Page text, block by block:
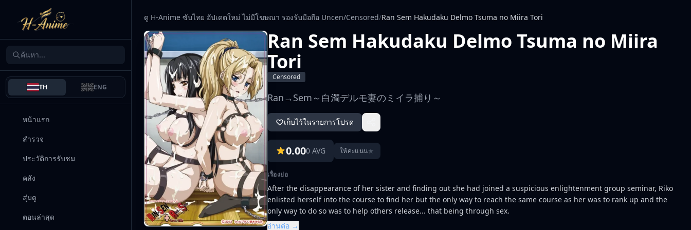
TH ENG
หน้าแรก
สำรวจ
ประวัติการรับชม
คลัง
สุ่มดู
ตอนล่าสุด
ดู H-Anime ซับไทย อัปเดตใหม่ ไม่มีโฆษณา รองรับมือถือ Uncen/Censored/Ran Sem Hakudaku Delmo Tsuma no Miira Tori
Ran Sem Hakudaku Delmo Tsuma no Miira
Tori
Censored
Ran→Sem～白濁デルモ妻のミイラ捕り～
เก็บไว้ในรายการโปรด
0.000 AVG ให้คะแนน★
เรื่องย่อ
After the disappearance of her sister and finding out she had joined a suspicious enlightenment group seminar, Riko
enlisted herself into the course to find her but the only way to reach the same course as her was to rank up and the
only way to do so was to help others release... that being through sex.
อ่านต่อ →